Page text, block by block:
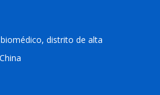
distrito de alta